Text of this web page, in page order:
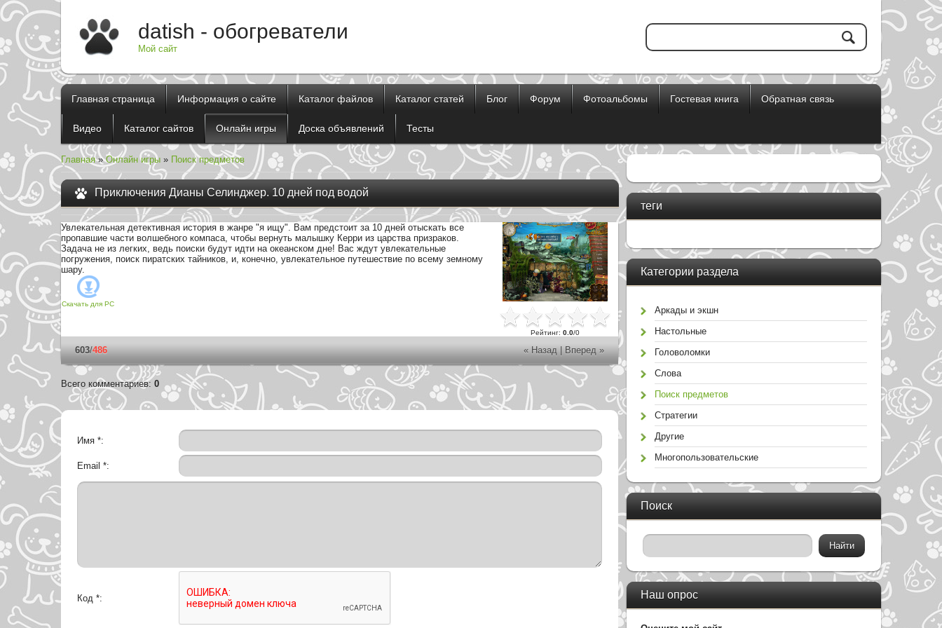
datish - обогреватели
Мой сайт
Главная страница Информация о сайте Каталог файлов Каталог статей Блог Форум Фотоальбомы Гостевая книга Обратная связь
Видео Каталог сайтов Онлайн игры Доска объявлений Тесты
Главная»Онлайн игры » Поиск предметов
Приключения Дианы Селинджер. 10 дней под водой
Увлекательная детективная история в жанре "я ищу". Вам предстоит за 10 дней отыскать все
пропавшие части волшебного компаса, чтобы вернуть малышку Керри из царства призраков.
Задача не из легких, ведь поиски будут идти на океанском дне! Вас ждут увлекательные
погружения, поиск пиратских тайников, и, конечно, увлекательное путешествие по всему земному
шару.
Скачать для PC
Рейтинг: 0.0/0
« Назад|Вперед »
603/486
Всего комментариев: 0
Имя *:
Email *:
Код *:
теги
Категории раздела
Аркады и экшн
Настольные
Головоломки
Слова
Поиск предметов
Стратегии
Другие
Многопользовательские
Поиск
Наш опрос